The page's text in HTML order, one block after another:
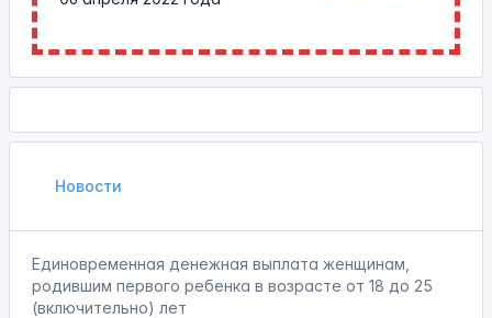
Новости
Единовременная денежная выплата женщинам,
родившим первого ребенка в возрасте от 18 до 25
(включительно) лет